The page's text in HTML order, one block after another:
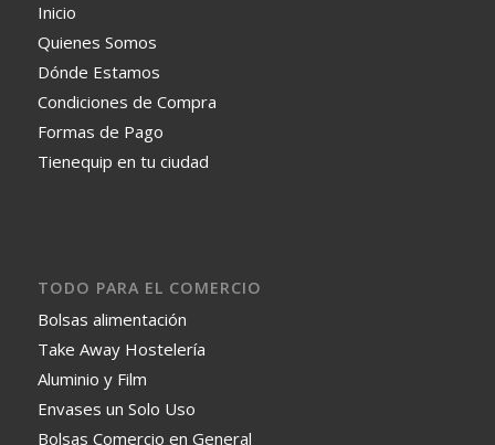
Inicio
Quienes Somos
Dónde Estamos
Condiciones de Compra
Formas de Pago
Tienequip en tu ciudad
TODO PARA EL COMERCIO
Bolsas alimentación
Take Away Hostelería
Aluminio y Film
Envases un Solo Uso
Bolsas Comercio en General